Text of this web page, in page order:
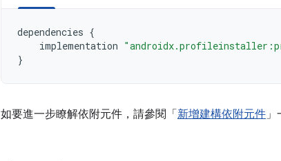
dependencies {
implementation
}
如要進一步瞭解依附元件，請參閱「 新增建構依附元件」